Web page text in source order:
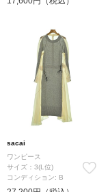
sacai
ワンピース
サイズ：3(L位)
コンディション: B